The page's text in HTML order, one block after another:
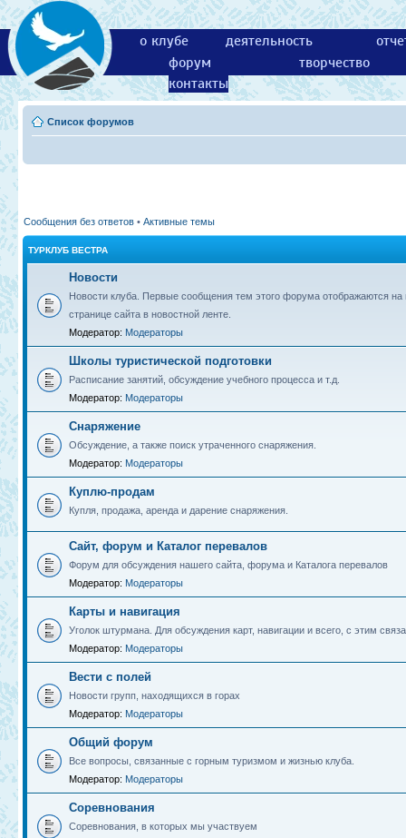
о клубе деятельность
форум
творчество
контакты
Список форумов
Сообщения без ответов • Активные темы
ТУРКЛУБ ВЕСТРА
Новости
Новости клуба. Первые сообщения тем этого форума отображаются на
странице сайта в новостной ленте.
Модератор: Модераторы
Школы туристической подготовки
Расписание занятий, обсуждение учебного процесса и т.д.
Модератор: Модераторы
Снаряжение
Обсуждение, а также поиск утраченного снаряжения.
Модератор: Модераторы
Куплю-продам
Купля, продажа, аренда и дарение снаряжения.
Сайт, форум и Каталог перевалов
Форум для обсуждения нашего сайта, форума и Каталога перевалов
Модератор: Модераторы
Карты и навигация
Уголок штурмана. Для обсуждения карт, навигации и всего, с этим
Модератор: Модераторы
Вести с полей
Новости групп, находящихся в горах
Модератор: Модераторы
Общий форум
Все вопросы, связанные с горным туризмом и жизнью клуба.
Модератор: Модераторы
Соревнования
Соревнования, в которых мы участвуем